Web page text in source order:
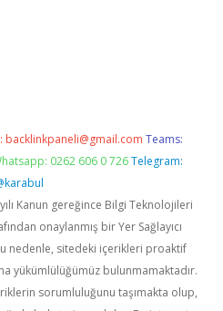
backlinkpaneli@gmail.com Teams:
0262 606 0 726 Telegram:
Kanun gereğince Bilgi Teknolojileri
onaylanmış bir Yer Sağlayıcı
nedenle, sitedeki içerikleri proaktif
yükümlülüğümüz bulunmamaktadır.
sorumluluğunu taşımakta olup,